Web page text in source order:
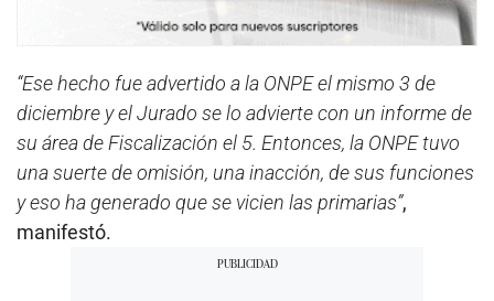
“Ese hecho fue advertido a la ONPE el mismo 3 de
diciembre y el Jurado se lo advierte con un informe de
su área de Fiscalización el 5. Entonces, la ONPE tuvo
una suerte de omisión, una inacción, de sus funciones
y eso ha generado que se vicien las primarias”,
manifestó.